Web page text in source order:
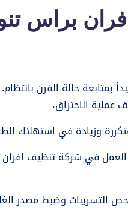
براس
بمتابعة حالة الفرن
الاحتراق،
وزيادة في استهلاك
في شركة تنظيف
التسريبات وضبط مصدر